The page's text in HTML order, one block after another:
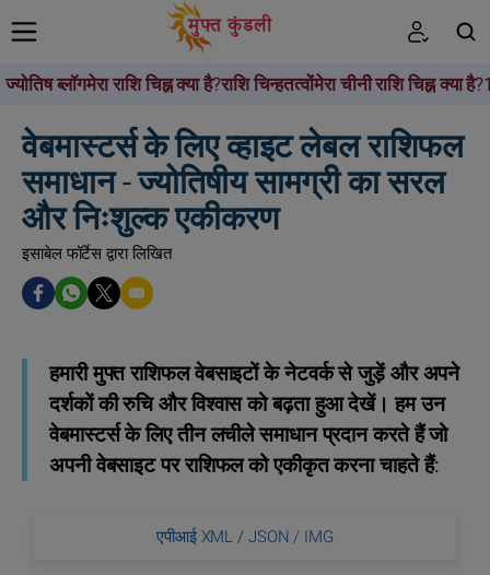
ज्योतिष ब्लॉगमेरा राशि चिह्न क्या है?राशि चिन्हतत्वोंमेरा चीनी राशि चिह्न क्या है?
वेबमास्टर्स के लिए व्हाइट लेबल राशिफल
समाधान - ज्योतिषीय सामग्री का सरल
और निःशुल्क एकीकरण
इसाबेल फॉर्टेस द्वारा लिखित
हमारी मुफ्त राशिफल वेबसाइटों के नेटवर्क से जुड़ें और अपने
दर्शकों की रुचि और विश्वास को बढ़ता हुआ देखें। हम उन
वेबमास्टर्स के लिए तीन लचीले समाधान प्रदान करते हैं जो
अपनी वेबसाइट पर राशिफल को एकीकृत करना चाहते हैं:
एपीआई XML / JSON / IMG